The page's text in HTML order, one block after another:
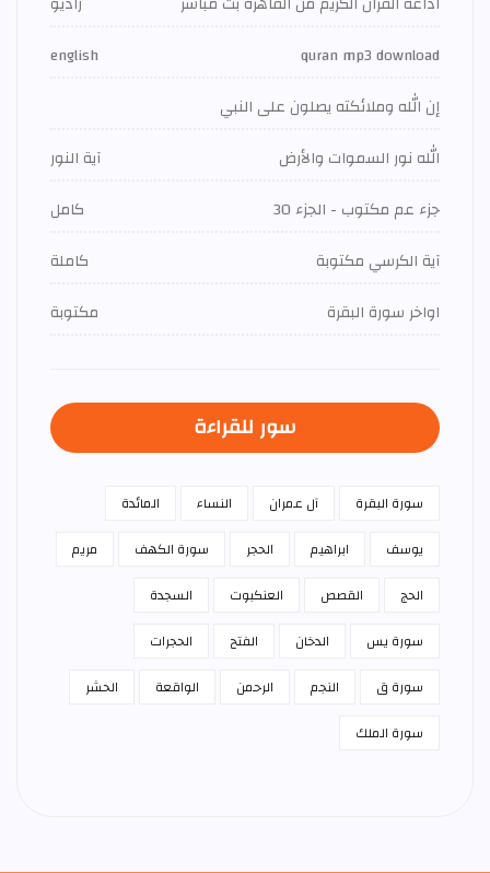
quran mp3 download
english
إن الله وملائكته يصلون على النبي
الله نور السموات والأرض
آية النور
جزء عم مكتوب - الجزء 30
كامل
آية الكرسي مكتوبة
كاملة
اواخر سورة البقرة
مكتوبة
سور للقراءة
سورة البقرة آل عمران النساء
المائدة
يوسف
ابراهيم الحجر سورة الكهف
مريم
الحج
القصص العنكبوت
السجدة
سورة يس
الدخان الفتح
الحجرات
سورة ق
النجم الرحمن الواقعة
الحشر
سورة الملك